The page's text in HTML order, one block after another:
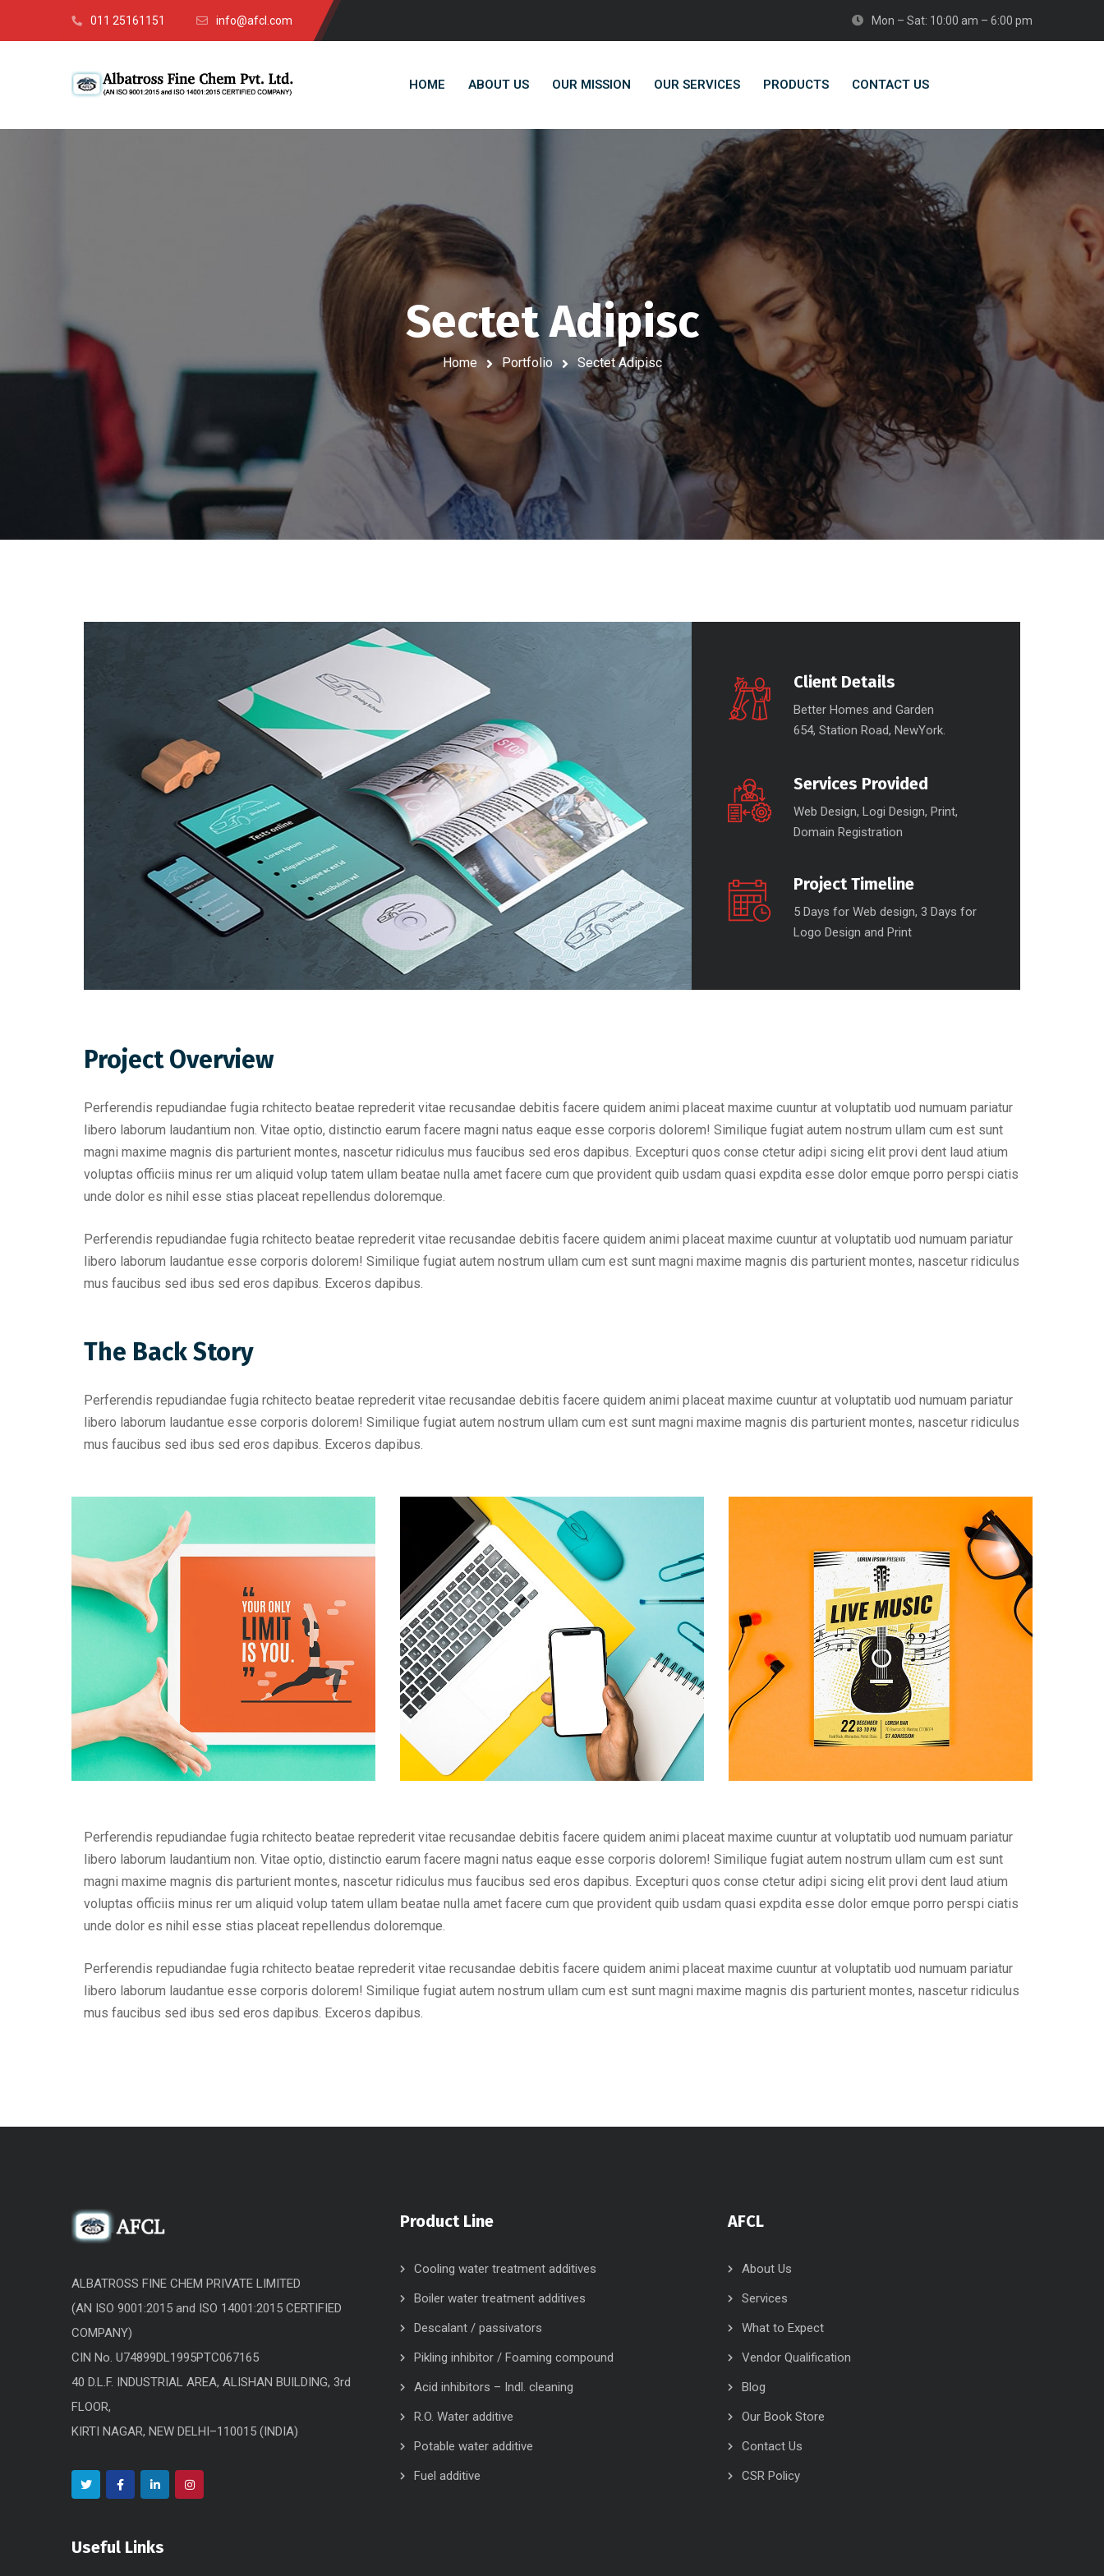
011 25161151 info@afcl.com Mon – Sat: 10:00 am – 6:00 pm
HOME ABOUT US OUR MISSION OUR SERVICES PRODUCTS CONTACT US
Sectet Adipisc
Home Portfolio Sectet Adipisc
Client Details
Better Homes and Garden
654, Station Road, NewYork.
Services Provided
Web Design, Logi Design, Print,
Domain Registration
Project Timeline
5 Days for Web design, 3 Days for
Logo Design and Print
Project Overview
Perferendis repudiandae fugia rchitecto beatae reprederit vitae recusandae debitis facere quidem animi placeat maxime cuuntur at voluptatib uod numuam pariatur
libero laborum laudantium non. Vitae optio, distinctio earum facere magni natus eaque esse corporis dolorem! Similique fugiat autem nostrum ullam cum est sunt
magni maxime magnis dis parturient montes, nascetur ridiculus mus faucibus sed eros dapibus. Excepturi quos conse ctetur adipi sicing elit provi dent laud atium
voluptas officiis minus rer um aliquid volup tatem ullam beatae nulla amet facere cum que provident quib usdam quasi expdita esse dolor emque porro perspi ciatis
unde dolor es nihil esse stias placeat repellendus doloremque.
Perferendis repudiandae fugia rchitecto beatae reprederit vitae recusandae debitis facere quidem animi placeat maxime cuuntur at voluptatib uod numuam pariatur
libero laborum laudantue esse corporis dolorem! Similique fugiat autem nostrum ullam cum est sunt magni maxime magnis dis parturient montes, nascetur ridiculus
mus faucibus sed ibus sed eros dapibus. Exceros dapibus.
The Back Story
Perferendis repudiandae fugia rchitecto beatae reprederit vitae recusandae debitis facere quidem animi placeat maxime cuuntur at voluptatib uod numuam pariatur
libero laborum laudantue esse corporis dolorem! Similique fugiat autem nostrum ullam cum est sunt magni maxime magnis dis parturient montes, nascetur ridiculus
mus faucibus sed ibus sed eros dapibus. Exceros dapibus.
Perferendis repudiandae fugia rchitecto beatae reprederit vitae recusandae debitis facere quidem animi placeat maxime cuuntur at voluptatib uod numuam pariatur
libero laborum laudantium non. Vitae optio, distinctio earum facere magni natus eaque esse corporis dolorem! Similique fugiat autem nostrum ullam cum est sunt
magni maxime magnis dis parturient montes, nascetur ridiculus mus faucibus sed eros dapibus. Excepturi quos conse ctetur adipi sicing elit provi dent laud atium
voluptas officiis minus rer um aliquid volup tatem ullam beatae nulla amet facere cum que provident quib usdam quasi expdita esse dolor emque porro perspi ciatis
unde dolor es nihil esse stias placeat repellendus doloremque.
Perferendis repudiandae fugia rchitecto beatae reprederit vitae recusandae debitis facere quidem animi placeat maxime cuuntur at voluptatib uod numuam pariatur
libero laborum laudantue esse corporis dolorem! Similique fugiat autem nostrum ullam cum est sunt magni maxime magnis dis parturient montes, nascetur ridiculus
mus faucibus sed ibus sed eros dapibus. Exceros dapibus.
ALBATROSS FINE CHEM PRIVATE LIMITED
(AN ISO 9001:2015 and ISO 14001:2015 CERTIFIED
COMPANY)
CIN No. U74899DL1995PTC067165
40 D.L.F. INDUSTRIAL AREA, ALISHAN BUILDING, 3rd
FLOOR,
KIRTI NAGAR, NEW DELHI–110015 (INDIA)
Useful Links
Product Line
Cooling water treatment additives
Boiler water treatment additives
Descalant / passivators
Pikling inhibitor / Foaming compound
Acid inhibitors – Indl. cleaning
R.O. Water additive
Potable water additive
Fuel additive
AFCL
About Us
Services
What to Expect
Vendor Qualification
Blog
Our Book Store
Contact Us
CSR Policy